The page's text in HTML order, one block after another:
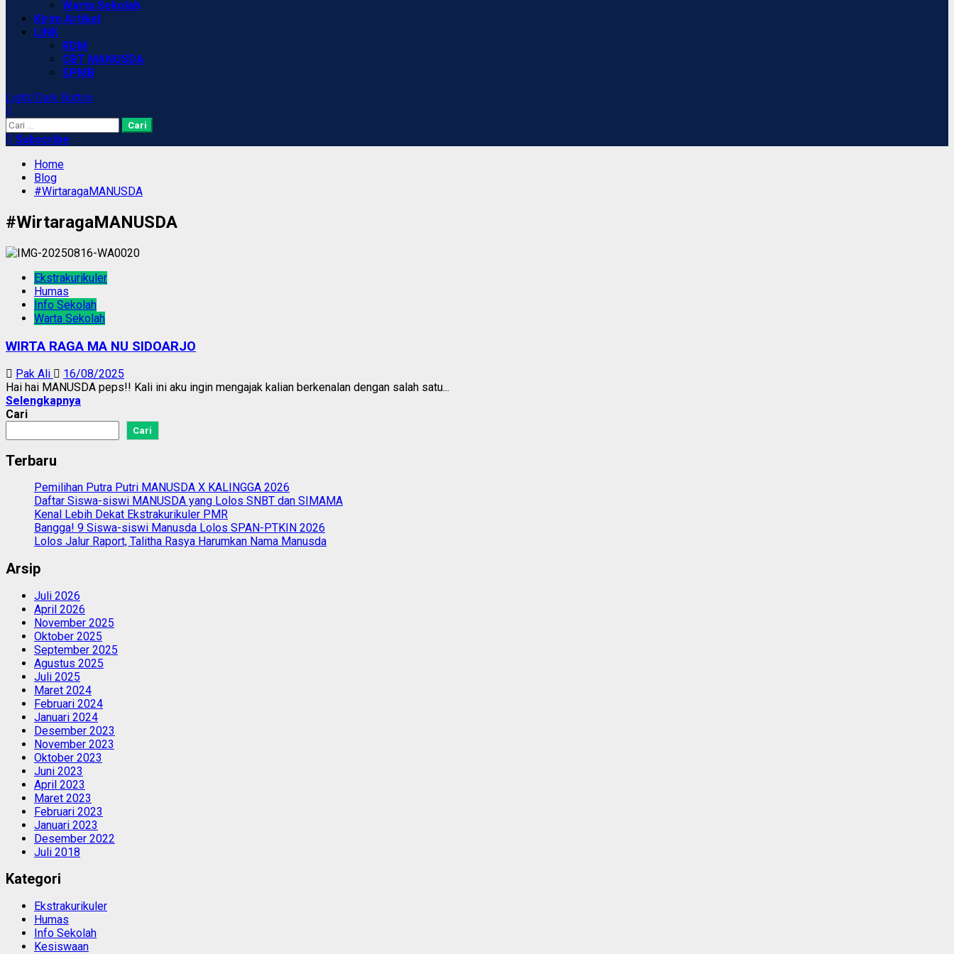
Warta Sekolah
Kirim Artikel
LINK
RDM
CBT MANUSDA
SPMB
Light/Dark Button
Cari
untuk:
Subscribe
Home
Blog
#WirtaragaMANUSDA
#WirtaragaMANUSDA
Ekstrakurikuler
Humas
Info Sekolah
Warta Sekolah
WIRTA RAGA MA NU SIDOARJO
Pak Ali
16/08/2025
Hai hai MANUSDA peps!! Kali ini aku ingin mengajak kalian berkenalan dengan salah satu...
Selengkapnya
Cari
Cari
Terbaru
Pemilihan Putra Putri MANUSDA X KALINGGA 2026
Daftar Siswa-siswi MANUSDA yang Lolos SNBT dan SIMAMA
Kenal Lebih Dekat Ekstrakurikuler PMR
Bangga! 9 Siswa-siswi Manusda Lolos SPAN-PTKIN 2026
Lolos Jalur Raport, Talitha Rasya Harumkan Nama Manusda
Arsip
Juli 2026
April 2026
November 2025
Oktober 2025
September 2025
Agustus 2025
Juli 2025
Maret 2024
Februari 2024
Januari 2024
Desember 2023
November 2023
Oktober 2023
Juni 2023
April 2023
Maret 2023
Februari 2023
Januari 2023
Desember 2022
Juli 2018
Kategori
Ekstrakurikuler
Humas
Info Sekolah
Kesiswaan